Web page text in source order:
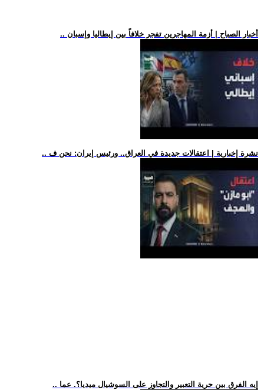
.. أخبار الصباح | أزمة المهاجرين تفجر خلافاً بين إيطاليا وإسبان
.. نشرة إخبارية | اعتقالات جديدة في العراق.. ورئيس إيران: نحن ف
.. إيه الفرق بين حرية التعبير والتجاوز على السوشيال ميديا؟. عما